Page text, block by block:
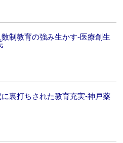
制教育の強み生かす‐医療創生
裏打ちされた教育充実‐神戸薬